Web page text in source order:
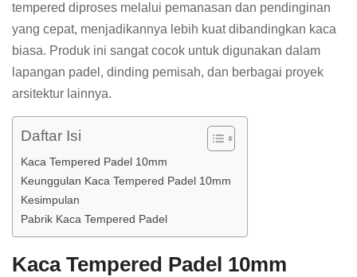
tempered diproses melalui pemanasan dan pendinginan
yang cepat, menjadikannya lebih kuat dibandingkan kaca
biasa. Produk ini sangat cocok untuk digunakan dalam
lapangan padel, dinding pemisah, dan berbagai proyek
arsitektur lainnya.
Daftar Isi
Kaca Tempered Padel 10mm
Keunggulan Kaca Tempered Padel 10mm
Kesimpulan
Pabrik Kaca Tempered Padel
Kaca Tempered Padel 10mm